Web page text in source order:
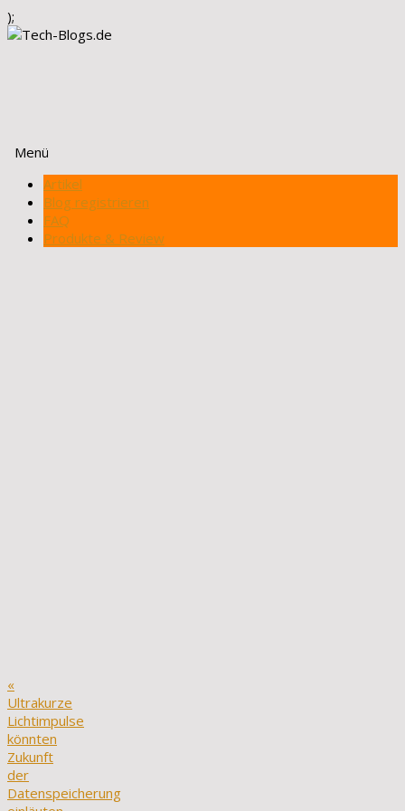
);
Menü
Zum
Inhalt
springen
Artikel
Blog registrieren
FAQ
Produkte & Review
«
Ultrakurze
Lichtimpulse
könnten
Zukunft
der
Datenspeicherung